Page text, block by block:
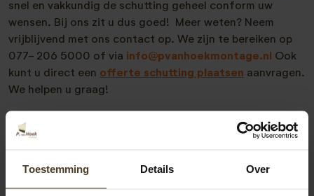
Toestemming Details Over
snel en vakkundig de schutting geheel conform uw
wensen. Bij ons zit u dus goed! Meer weten? Neem
vrijblijvend met ons contact op. We zijn te bereiken op
077- 206 5000 of via info@pvanhoekmontage.nl Ook
kunt u direct een offerte schutting plaatsen aanvragen.
We helpen u graag!